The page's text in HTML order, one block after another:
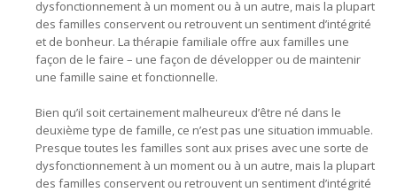
dysfonctionnement à un moment ou à un autre, mais la plupart
des familles conservent ou retrouvent un sentiment d’intégrité
et de bonheur. La thérapie familiale offre aux familles une
façon de le faire – une façon de développer ou de maintenir
une famille saine et fonctionnelle.
Bien qu’il soit certainement malheureux d’être né dans le
deuxième type de famille, ce n’est pas une situation immuable.
Presque toutes les familles sont aux prises avec une sorte de
dysfonctionnement à un moment ou à un autre, mais la plupart
des familles conservent ou retrouvent un sentiment d’intégrité